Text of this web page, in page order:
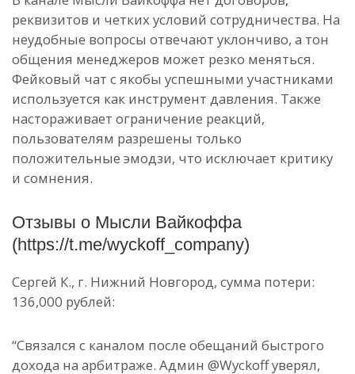
реквизитов и четких условий сотрудничества. На
неудобные вопросы отвечают уклончиво, а тон
общения менеджеров может резко меняться.
Фейковый чат с якобы успешными участниками
используется как инструмент давления. Также
настораживает ограничение реакций,
пользователям разрешены только
положительные эмодзи, что исключает критику
и сомнения.
Отзывы о Мысли Вайкоффа
(https://t.me/wyckoff_company)
Сергей К., г. Нижний Новгород, сумма потери:
136,000 рублей:
“Связался с каналом после обещаний быстрого
дохода на арбитраже. Админ @Wyckoff уверял,